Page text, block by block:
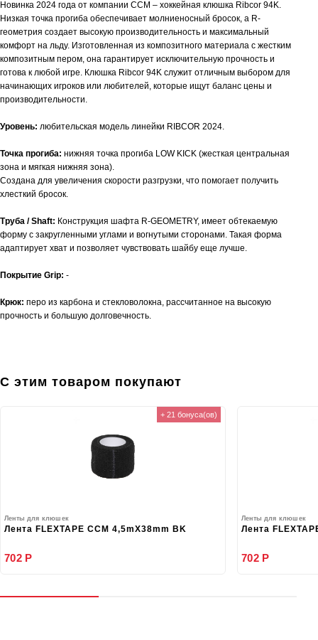
Новинка 2024 года от компании CCM – хоккейная клюшка Ribcor 94K.
Низкая точка прогиба обеспечивает молниеносный бросок, а R-
геометрия создает высокую производительность и максимальный
комфорт на льду. Изготовленная из композитного материала с жестким
композитным пером, она гарантирует исключительную прочность и
готова к любой игре. Клюшка Ribcor 94K служит отличным выбором для
начинающих игроков или любителей, которые ищут баланс цены и
производительности.
Уровень: любительская модель линейки RIBCOR 2024.
Точка прогиба: нижняя точка прогиба LOW KICK (жесткая центральная
зона и мягкая нижняя зона).
Создана для увеличения скорости разгрузки, что помогает получить
хлесткий бросок.
Труба / Shaft: Конструкция шафта R-GEOMETRY, имеет обтекаемую
форму с закругленными углами и вогнутыми сторонами. Такая форма
адаптирует хват и позволяет чувствовать шайбу еще лучше.
Покрытие Grip: -
Крюк: перо из карбона и стекловолокна, рассчитанное на высокую
прочность и большую долговечность.
С этим товаром покупают
+ 21 бонуса(ов)
Ленты для клюшек
Лента FLEXTAPE CCM 4,5mX38mm BK
702 Р
Ленты для клюшек
Лента
702 Р